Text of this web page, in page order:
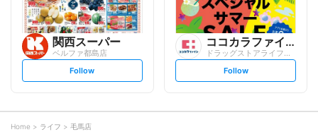
関西スーパー
ベルファ都島店
s
t
o
Follow
ココカラファイン
ドラッグストアライフォート 赤川店
s
t
Follow
Home ライフ 毛馬店